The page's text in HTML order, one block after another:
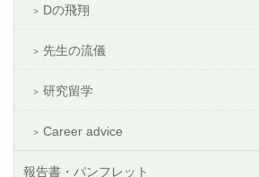
Dの飛翔
先生の流儀
研究留学
Career advice
報告書・パンフレット